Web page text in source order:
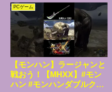
人々は、数々の滅びかけた都市を
甦らせたという、伝説の発明家
「大工匠プロスペロ・フランカ」
にトリスティアの再建をお願いす
ることにしました。そして、待ち
に待った大工匠プロスペロ到着の
日……街の港に降り立ったのは、
たったひとりの女の子だったので
す。プロスペロは自分の代わり
に、新米工房士のナノカをよこし
てきたのでした。伝説の工房士が
画、TA動画を出したり週４，５
日で配信もやってるので興味があ
ればチャンネル登録お願いします
♪【前回の動画】◆最新おすすめ
双...
PCゲーム
【モンハン】ラージャンと
戦おう！【MHXX】#モン
ハン #モンハンダブルクロ